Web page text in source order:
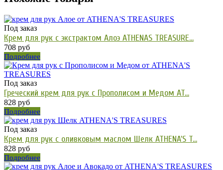
Под заказ
Крем для рук с экстрактом Алоэ ATHENAS TREASURE...
708 руб
Подробнее
Под заказ
Греческий крем для рук с Прополисом и Медом AT...
828 руб
Подробнее
Под заказ
Крем для рук с оливковым маслом Шелк ATHENA'S T...
828 руб
Подробнее